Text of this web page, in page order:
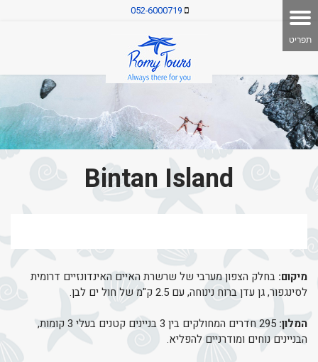
052-6000719
Bintan Island
מיקום: בחלק הצפון מערבי של שרשרת האיים האינדונזיים דרומית
לסינגפור, גן עדן ברוח נינוחה, עם 2.5 ק"מ של חול ים לבן.
המלון:
295 חדרים המחולקים בין 3 בניינים קטנים בעלי 3 קומות,
הבניינים נוחים ומודרניים להפליא.